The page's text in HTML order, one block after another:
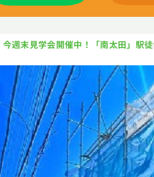
今週末見学会開催中！「南太田」